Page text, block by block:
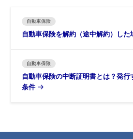
自動車保険
自動車保険を解約（途中解約）した
自動車保険
自動車保険の中断証明書とは？発
条件